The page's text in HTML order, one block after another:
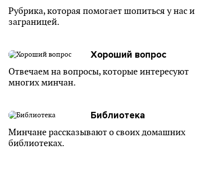
Рубрика, которая помогает шопиться у нас и
заграницей.
Хороший вопрос
Отвечаем на вопросы, которые интересуют
многих минчан.
Библиотека
Минчане рассказывают о своих домашних
библиотеках.